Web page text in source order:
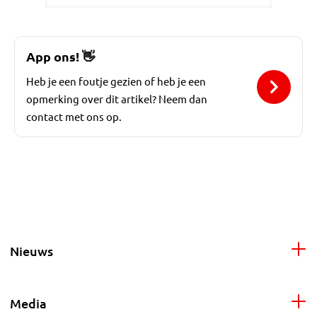
App ons!👋
Heb je een foutje gezien of heb je een
opmerking over dit artikel? Neem dan
contact met ons op.
Nieuws
Media